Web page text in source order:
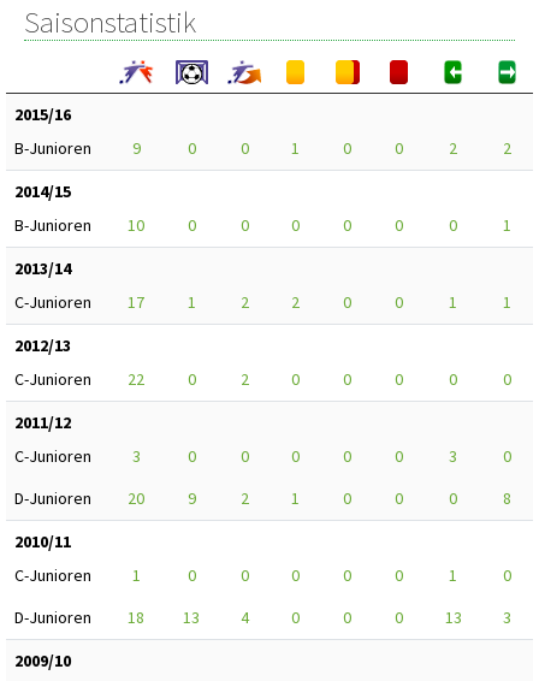
Saisonstatistik
2015/16
B-Junioren
9 0 0 1 0 0 2
2
2014/15
B-Junioren
10 0 0 0 0 0 0
1
2013/14
C-Junioren
17 1 2 2 0 0 1
1
2012/13
C-Junioren
22 0 2 0 0 0 0
0
2011/12
C-Junioren
3 0 0 0 0 0 3
0
D-Junioren
20 9 2 1 0 0 0
8
2010/11
C-Junioren
1 0 0 0 0 0 1
0
D-Junioren
18 13 4 0 0 0 13
3
2009/10